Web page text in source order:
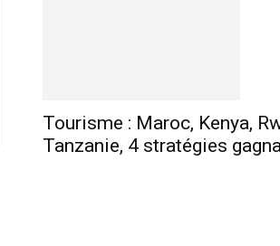
Tourisme : Maroc, Kenya,
Tanzanie, 4 stratégies